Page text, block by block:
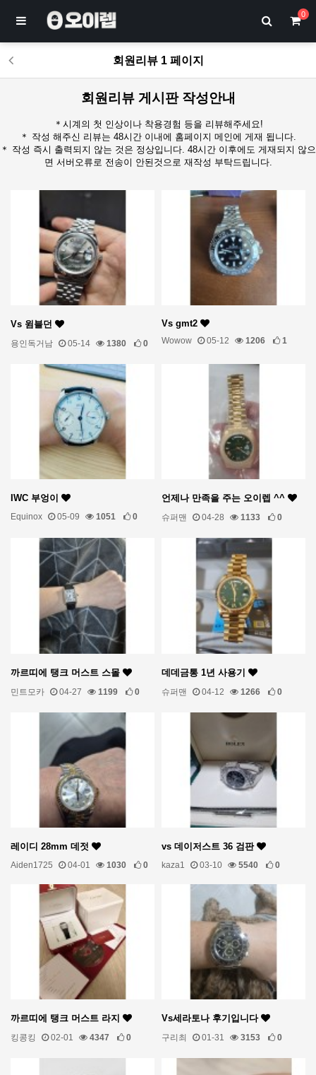
0
회원리뷰 1 페이지
회원리뷰 게시판 작성안내
＊시계의 첫 인상이나 착용경험 등을 리뷰해주세요!
＊ 작성 해주신 리뷰는 48시간 이내에 홈페이지 메인에 게재 됩니다.
＊ 작성 즉시 출력되지 않는 것은 정상입니다. 48시간 이후에도 게재되지 않으
면 서버오류로 전송이 안된것으로 재작성 부탁드립니다.
Vs 윔블던
용인독거남 05-14 1380 0
Vs gmt2
Wowow 05-12 1206 1
IWC 부엉이
Equinox 05-09 1051 0
언제나 만족을 주는 오이렙 ^^
슈퍼맨 04-28 1133 0
까르띠에 탱크 머스트 스몰
민트모카 04-27 1199 0
데데금통 1년 사용기
슈퍼맨 04-12 1266 0
레이디 28mm 데젓
Aiden1725 04-01 1030 0
vs 데이저스트 36 검판
kaza1 03-10 5540 0
까르띠에 탱크 머스트 라지
킹콩킹 02-01 4347 0
Vs세라토나 후기입니다
구리최 01-31 3153 0